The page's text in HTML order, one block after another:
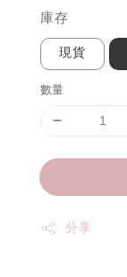
庫存
現貨
數量
分享